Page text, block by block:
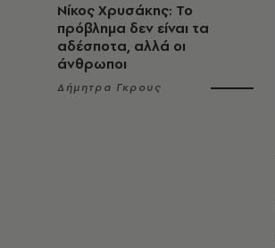
Νίκος Χρυσάκης: Το
πρόβλημα δεν είναι τα
αδέσποτα, αλλά οι
άνθρωποι
Δήμητρα Γκρους